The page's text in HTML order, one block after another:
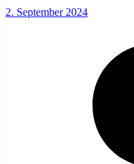
2. September 2024